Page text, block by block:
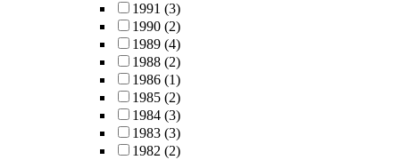
1991 (3)
1990 (2)
1989 (4)
1988 (2)
1986 (1)
1985 (2)
1984 (3)
1983 (3)
1982 (2)